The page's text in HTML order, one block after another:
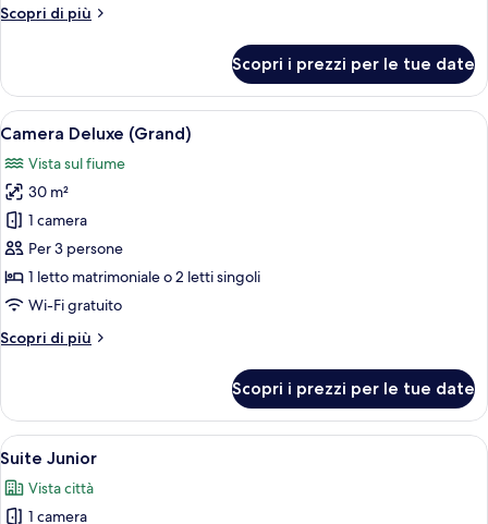
Scopri di più
Altri
Superior
Scopri i prezzi per le tue date
Apri
tutte
le
foto
per
Camera
Deluxe
(Grand)
Una camera d'albergo moderna con
7
Camera Deluxe (Grand)
Vista sul fiume
30 m²
1 camera
Per 3 persone
1 letto matrimoniale o 2 letti singoli
Wi-Fi gratuito
Scopri di più
Altri
Deluxe
(Grand)
Scopri i prezzi per le tue date
Apri
tutte
le
Una moderna camera d'albergo con
6
Suite Junior
Vista città
1 camera